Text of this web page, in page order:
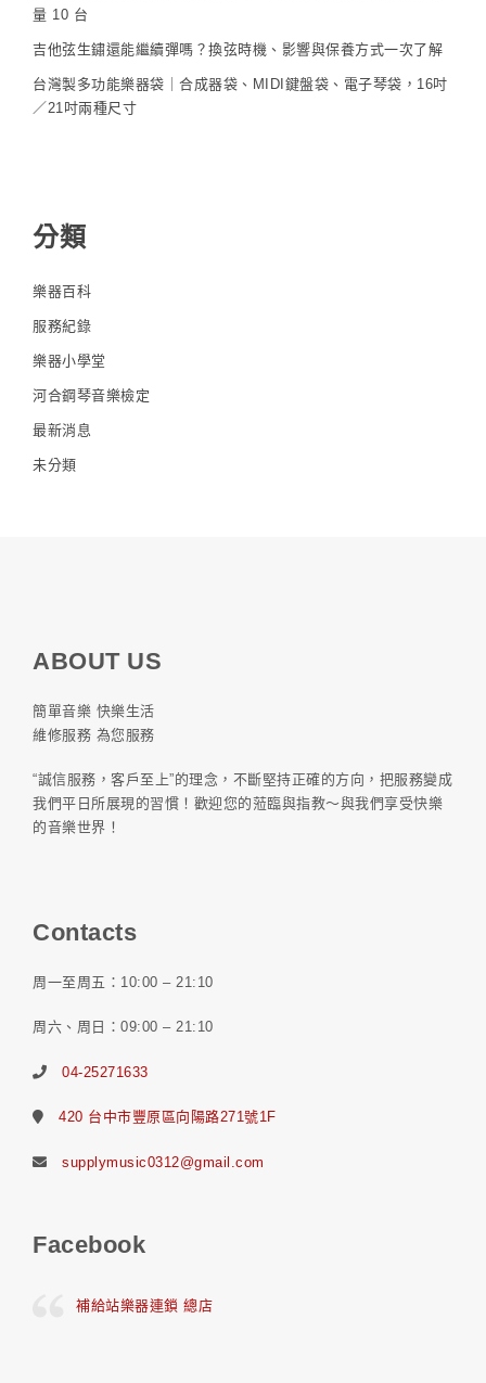
量 10 台
吉他弦生鏽還能繼續彈嗎？換弦時機、影響與保養方式一次了解
台灣製多功能樂器袋｜合成器袋、MIDI鍵盤袋、電子琴袋，16吋
／21吋兩種尺寸
分類
樂器百科
服務紀錄
樂器小學堂
河合鋼琴音樂檢定
最新消息
未分類
ABOUT US
簡單音樂 快樂生活
維修服務 為您服務
“誠信服務，客戶至上”的理念，不斷堅持正確的方向，把服務變成
我們平日所展現的習慣！歡迎您的蒞臨與指教～與我們享受快樂
的音樂世界！
Contacts
周一至周五：10:00 – 21:10
周六、周日：09:00 – 21:10
04-25271633
420 台中市豐原區向陽路271號1F
supplymusic0312@gmail.com
Facebook
補給站樂器連鎖 總店